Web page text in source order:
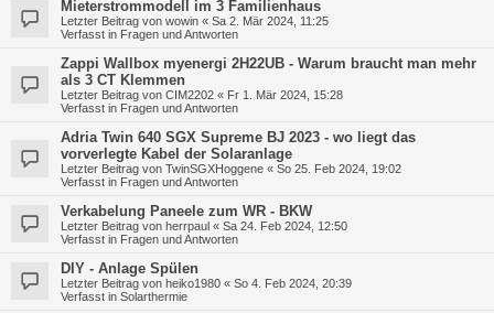
Mieterstrommodell im 3 Familienhaus
Letzter Beitrag von wowin « Sa 2. Mär 2024, 11:25
Verfasst in Fragen und Antworten
Zappi Wallbox myenergi 2H22UB - Warum braucht man mehr
als 3 CT Klemmen
Letzter Beitrag von CIM2202 « Fr 1. Mär 2024, 15:28
Verfasst in Fragen und Antworten
Adria Twin 640 SGX Supreme BJ 2023 - wo liegt das
vorverlegte Kabel der Solaranlage
Letzter Beitrag von TwinSGXHoggene « So 25. Feb 2024, 19:02
Verfasst in Fragen und Antworten
Verkabelung Paneele zum WR - BKW
Letzter Beitrag von herrpaul « Sa 24. Feb 2024, 12:50
Verfasst in Fragen und Antworten
DIY - Anlage Spülen
Letzter Beitrag von heiko1980 « So 4. Feb 2024, 20:39
Verfasst in Solarthermie